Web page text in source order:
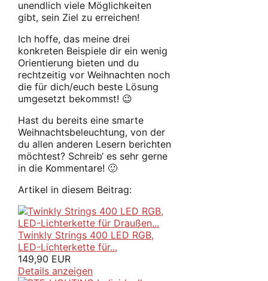
unendlich viele Möglichkeiten
gibt, sein Ziel zu erreichen!
Ich hoffe, das meine drei
konkreten Beispiele dir ein wenig
Orientierung bieten und du
rechtzeitig vor Weihnachten noch
die für dich/euch beste Lösung
umgesetzt bekommst! 😉
Hast du bereits eine smarte
Weihnachtsbeleuchtung, von der
du allen anderen Lesern berichten
möchtest? Schreib‘ es sehr gerne
in die Kommentare! 🙂
Artikel in diesem Beitrag:
Twinkly Strings 400 LED RGB,
LED-Lichterkette für...
149,90 EUR
Details anzeigen